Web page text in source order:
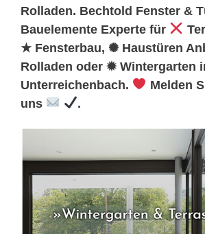
Rolladen. Bechtold Fenster &
Bauelemente Experte für
★ Fensterbau, ✺ Haustüren
Rolladen oder ✹ Wintergarten
Unterreichenbach.
Melden
uns
.